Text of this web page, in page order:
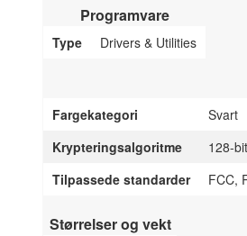
Programvare
Type Drivers & Utilities
Fargekategori
Svart
Krypteringsalgoritme
128-
Tilpassede standarder
FCC,
Størrelser og vekt